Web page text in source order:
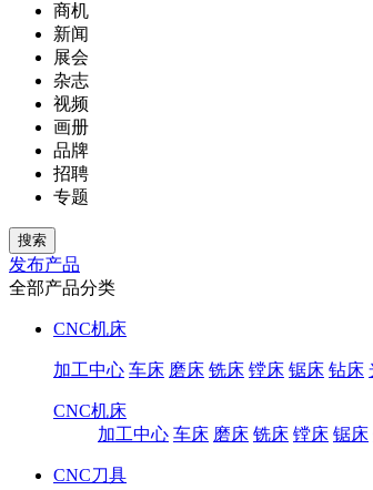
商机
新闻
展会
杂志
视频
画册
品牌
招聘
专题
发布产品
全部产品分类
CNC机床
加工中心 车床 磨床 铣床 镗床 锯床 钻床
CNC机床
加工中心 车床 磨床 铣床 镗床 锯床
CNC刀具